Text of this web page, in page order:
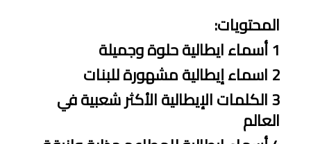
المحتويات:
1أسماء ايطالية حلوة وجميلة
2اسماءإيطالية مشهورة للبنات
3الكلماتاﻹيطاليةاﻷكثرشعبيةفي
العالم